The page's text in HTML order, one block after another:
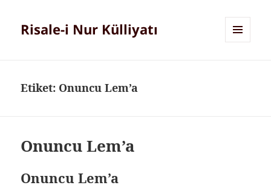
Risale-i Nur Külliyatı
Etiket: Onuncu Lem’a
Onuncu Lem’a
Onuncu Lem’a